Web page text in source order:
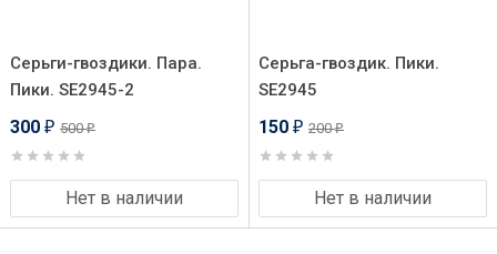
Серьги-гвоздики. Пара.
Пики. SE2945-2
300 ₽ 500₽
Нет в наличии
Серьга-гвоздик. Пики.
SE2945
150 ₽ 200₽
Нет в наличии